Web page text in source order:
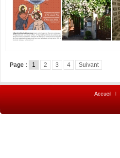
Page : 1 2 3 4 Suivant
Accueil I